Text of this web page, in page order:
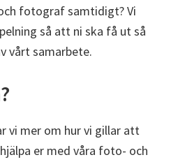
fotograf samtidigt? Vi
så att ni ska få ut så
vårt samarbete.
vi mer om hur vi gillar att
er med våra foto- och